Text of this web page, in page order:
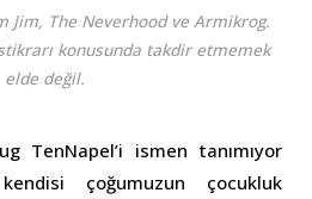
Jim, The Neverhood ve Armikrog.
konusunda takdir etmemek
elde değil.
TenNapel’i ismen tanımıyor
çoğumuzun çocukluk